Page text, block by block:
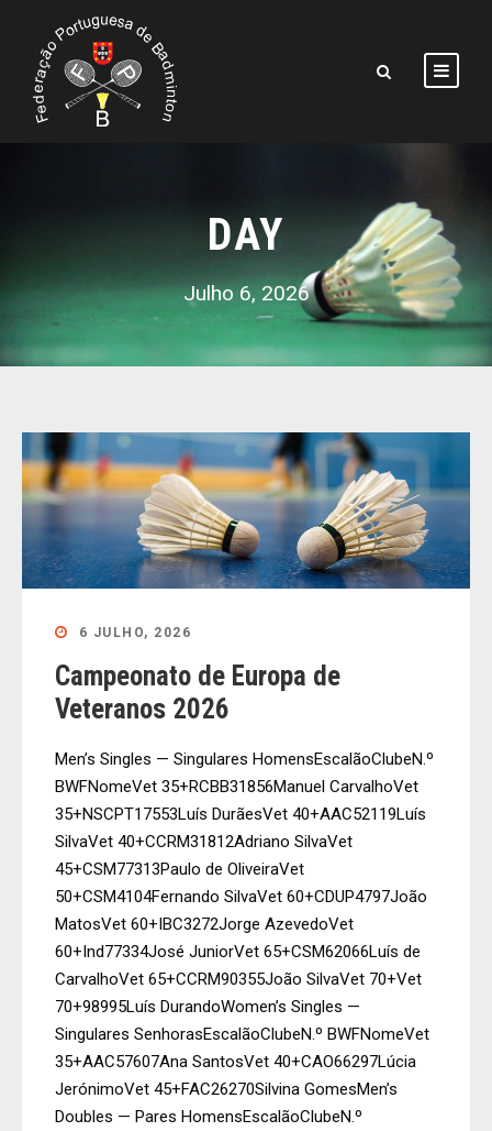
DAY
Julho 6, 2026
6 JULHO, 2026
Campeonato de Europa de
Veteranos 2026
Men’s Singles — Singulares HomensEscalãoClubeN.º
BWFNomeVet 35+RCBB31856Manuel CarvalhoVet
35+NSCPT17553Luís DurãesVet 40+AAC52119Luís
SilvaVet 40+CCRM31812Adriano SilvaVet
45+CSM77313Paulo de OliveiraVet
50+CSM4104Fernando SilvaVet 60+CDUP4797João
MatosVet 60+IBC3272Jorge AzevedoVet
60+Ind77334José JuniorVet 65+CSM62066Luís de
CarvalhoVet 65+CCRM90355João SilvaVet 70+Vet
70+98995Luís DurandoWomen’s Singles —
Singulares SenhorasEscalãoClubeN.º BWFNomeVet
35+AAC57607Ana SantosVet 40+CAO66297Lúcia
JerónimoVet 45+FAC26270Silvina GomesMen’s
Doubles — Pares HomensEscalãoClubeN.º